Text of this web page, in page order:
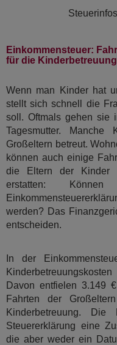
Einkommensteuer:
für die Kinderbetreuung
Wenn man Kinder hat
stellt sich schnell die
soll. Oftmals gehen sie
Tagesmutter.
Großeltern betreut.
können auch einige
die Eltern der Kinder
erstatten:
werden? Das
entscheiden.
In der
Davon entfielen 3.149
Fahrten der
Kinderbetreuung.
Steuererklärung eine
die aber weder ein